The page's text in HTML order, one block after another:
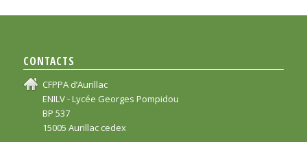
CONTACTS
CFPPA d’Aurillac
ENILV - Lycée Georges Pompidou
BP 537
15005 Aurillac cedex